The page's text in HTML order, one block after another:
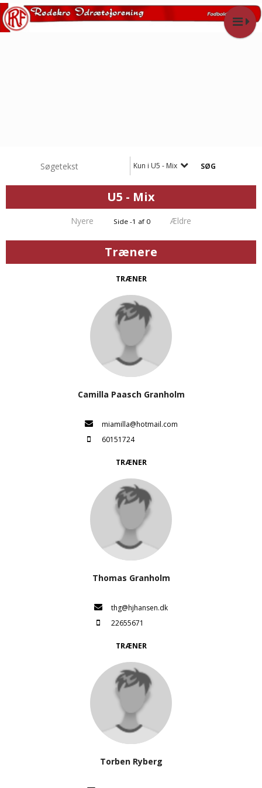
Kun i U5 - Mix
U5 - Mix
Nyere Side -1 af 0 Ældre
Trænere
TRÆNER
Camilla Paasch Granholm
miamilla@hotmail.com
60151724
TRÆNER
Thomas Granholm
thg@hjhansen.dk
22655671
TRÆNER
Torben Ryberg